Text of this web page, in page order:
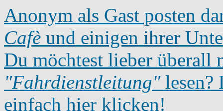
Anonym als Gast posten
Cafè und einigen ihrer
Du möchtest lieber überall
"Fahrdienstleitung"lesen?
einfach hier klicken!